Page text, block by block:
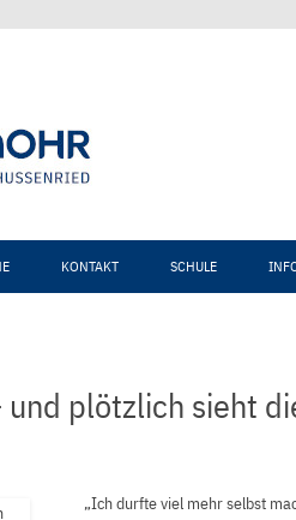
KONTAKT SCHULE
und plötzlich sieht
„Ich durfte viel mehr selbst